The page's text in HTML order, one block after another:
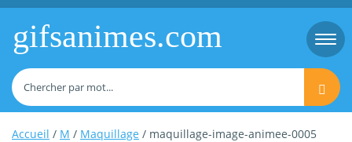
gifsanimes.com
Accueil / M / Maquillage / maquillage-image-animee-0005